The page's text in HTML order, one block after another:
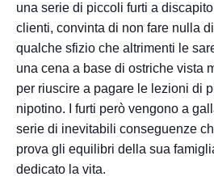
una serie di piccoli furti a
clienti, convinta di non fare nulla
qualche sfizio che altrimenti le
una cena a base di ostriche vista
per riuscire a pagare le lezioni di
nipotino. I furti però vengono a
serie di inevitabili conseguenze
prova gli equilibri della sua
dedicato la vita.